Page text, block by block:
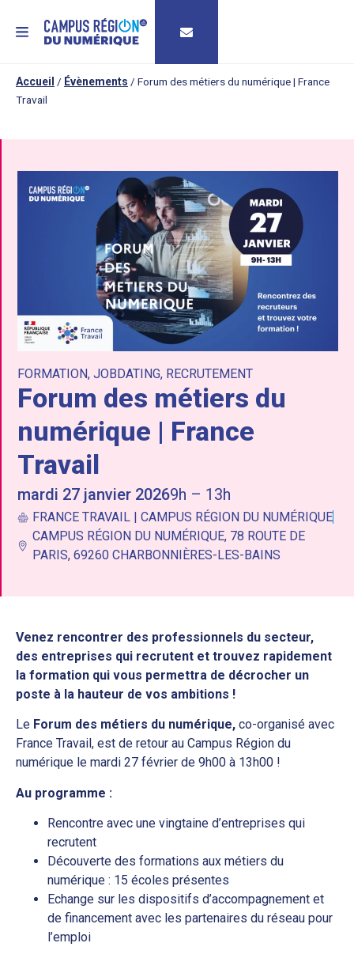
MENU
Accueil / Évènements / Forum des métiers du numérique | France
Travail
FORMATION, JOBDATING, RECRUTEMENT
Forum des métiers du
numérique | France
Travail
mardi 27 janvier 20269h – 13h
FRANCE TRAVAIL | CAMPUS RÉGION DU NUMÉRIQUE
CAMPUS RÉGION DU NUMÉRIQUE, 78 ROUTE DE
PARIS, 69260 CHARBONNIÈRES-LES-BAINS
Venez rencontrer des professionnels du secteur,
des entreprises qui recrutent et trouvez rapidement
la formation qui vous permettra de décrocher un
poste à la hauteur de vos ambitions !
Le Forum des métiers du numérique, co-organisé avec
France Travail, est de retour au Campus Région du
numérique le mardi 27 février de 9h00 à 13h00 !
Au programme :
Rencontre avec une vingtaine d’entreprises qui
recrutent
Découverte des formations aux métiers du
numérique : 15 écoles présentes
Echange sur les dispositifs d’accompagnement et
de financement avec les partenaires du réseau pour
l’emploi